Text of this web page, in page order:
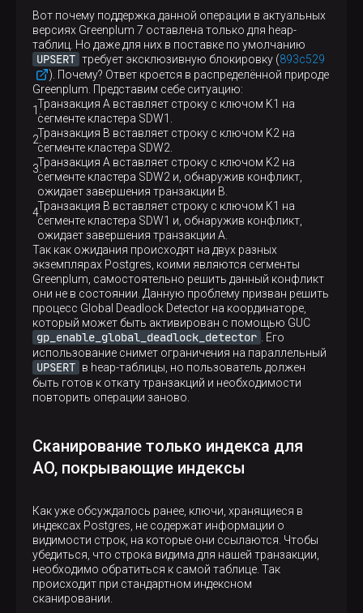
Вот почему поддержка данной операции в актуальных
версиях Greenplum 7 оставлена только для heap-
таблиц. Но даже для них в поставке по умолчанию
UPSERT требует эксклюзивную блокировку (893c529
). Почему? Ответ кроется в распределённой природе
Greenplum. Представим себе ситуацию:
Транзакция A вставляет строку с ключом K1 на
сегменте кластера SDW1.
Транзакция B вставляет строку с ключом K2 на
сегменте кластера SDW2.
Транзакция A вставляет строку с ключом K2 на
сегменте кластера SDW2 и, обнаружив конфликт,
ожидает завершения транзакции B.
Транзакция B вставляет строку с ключом K1 на
сегменте кластера SDW1 и, обнаружив конфликт,
ожидает завершения транзакции A.
Так как ожидания происходят на двух разных
экземплярах Postgres, коими являются сегменты
Greenplum, самостоятельно решить данный конфликт
они не в состоянии. Данную проблему призван решить
процесс Global Deadlock Detector на координаторе,
который может быть активирован с помощью GUC
gp_enable_global_deadlock_detector
. Его
использование снимет ограничения на параллельный
UPSERT в heap-таблицы, но пользователь должен
быть готов к откату транзакций и необходимости
повторить операции заново.
Сканирование только индекса для
AO, покрывающие индексы
Как уже обсуждалось ранее, ключи, хранящиеся в
индексах Postgres, не содержат информации о
видимости строк, на которые они ссылаются. Чтобы
убедиться, что строка видима для нашей транзакции,
необходимо обратиться к самой таблице. Так
происходит при стандартном индексном
сканировании.